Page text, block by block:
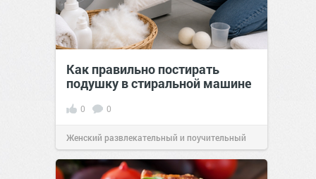
Как правильно постирать
подушку в стиральной машине
0 0
Женский развлекательный и поучительный
сайт.21:46Вчера